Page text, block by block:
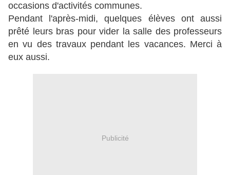
occasions d'activités communes.
Pendant l'après-midi, quelques élèves ont aussi
prêté leurs bras pour vider la salle des professeurs
en vu des travaux pendant les vacances. Merci à
eux aussi.
Publicité